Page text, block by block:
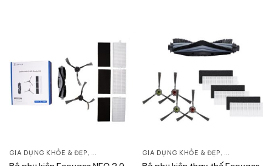
GIA DỤNG KHỎE & ĐẸP, CHĂM SÓC NHÀ CỬA, HÚT BỤI – ROBOT HÚT BỤI
GIA DỤNG KHỎE & ĐẸP, CHĂM SÓC